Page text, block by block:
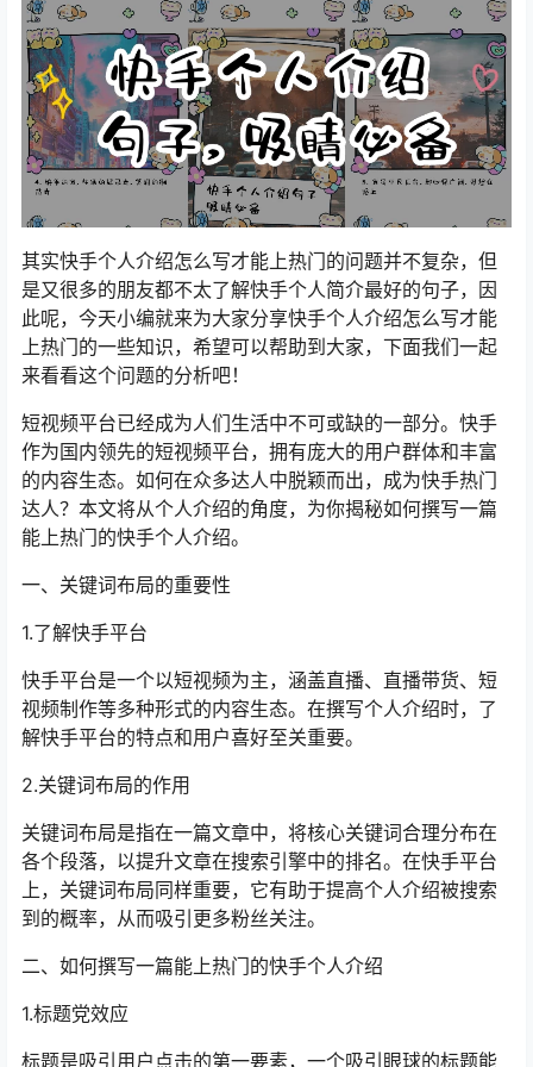
其实快手个人介绍怎么写才能上热门的问题并不复杂，但
是又很多的朋友都不太了解快手个人简介最好的句子，因
此呢，今天小编就来为大家分享快手个人介绍怎么写才能
上热门的一些知识，希望可以帮助到大家，下面我们一起
来看看这个问题的分析吧！
短视频平台已经成为人们生活中不可或缺的一部分。快手
作为国内领先的短视频平台，拥有庞大的用户群体和丰富
的内容生态。如何在众多达人中脱颖而出，成为快手热门
达人？本文将从个人介绍的角度，为你揭秘如何撰写一篇
能上热门的快手个人介绍。
一、关键词布局的重要性
1.了解快手平台
快手平台是一个以短视频为主，涵盖直播、直播带货、短
视频制作等多种形式的内容生态。在撰写个人介绍时，了
解快手平台的特点和用户喜好至关重要。
2.关键词布局的作用
关键词布局是指在一篇文章中，将核心关键词合理分布在
各个段落，以提升文章在搜索引擎中的排名。在快手平台
上，关键词布局同样重要，它有助于提高个人介绍被搜索
到的概率，从而吸引更多粉丝关注。
二、如何撰写一篇能上热门的快手个人介绍
1.标题党效应
标题是吸引用户点击的第一要素，一个吸引眼球的标题能